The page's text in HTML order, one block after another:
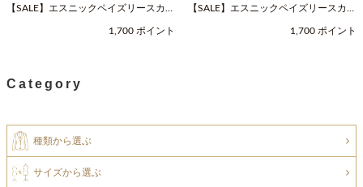
【SALE】エスニックペイズリースカー
1,700 ポイント
【SALE】エスニックペイズリースカー
1,700 ポイント
Category
種類から選ぶ
サイズから選ぶ